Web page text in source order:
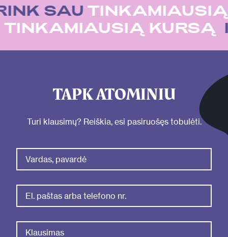
SAUTINKAMIAUSIĄ
TINKAMIAUSIĄ KURSĄ
TAPK ATOMINIU
Turi klausimų? Reiškia, esi pasiruošęs tobulėti.